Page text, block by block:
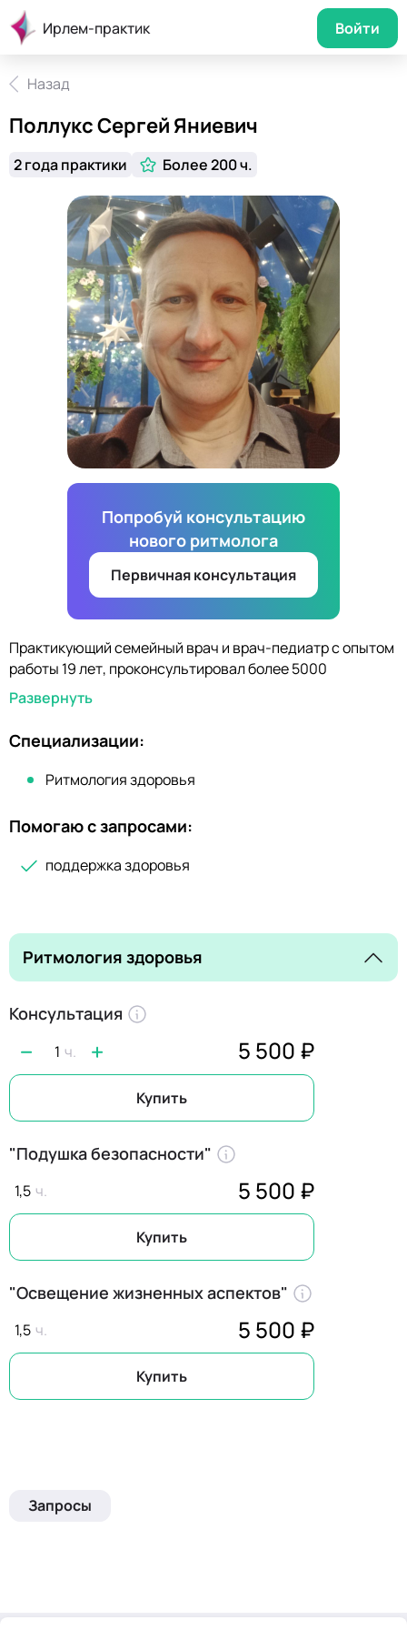
Ирлем-практик Войти
Назад
Попробуй консультацию
нового ритмолога
Первичная консультация
Поллукс Сергей Яниевич
2 года практики Более 200 ч.
Практикующий семейный врач и врач-педиатр с опытом
работы 19 лет, проконсультировал более 5000
пациентов.
Занимаюсь коррекцией памяти, сна, реабилитацией
после тяжёлых заболеваний.
Оказываю поддержку в подборе правильного питания,
детоксикации организма, формирую правильные
Развернуть
Специализации:
Ритмология здоровья
Помогаю с запросами:
поддержка здоровья
Ритмология здоровья
Консультация
1 5 500 ₽
Купить
"Подушка безопасности"
1,5 5 500 ₽
Купить
"Освещение жизненных аспектов"
1,5 5 500 ₽
Купить
Запросы